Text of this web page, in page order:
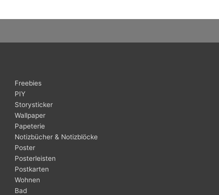
Freebies
PIY
Storysticker
Wallpaper
Papeterie
Notizbücher & Notizblöcke
Poster
Posterleisten
Postkarten
Wohnen
Bad